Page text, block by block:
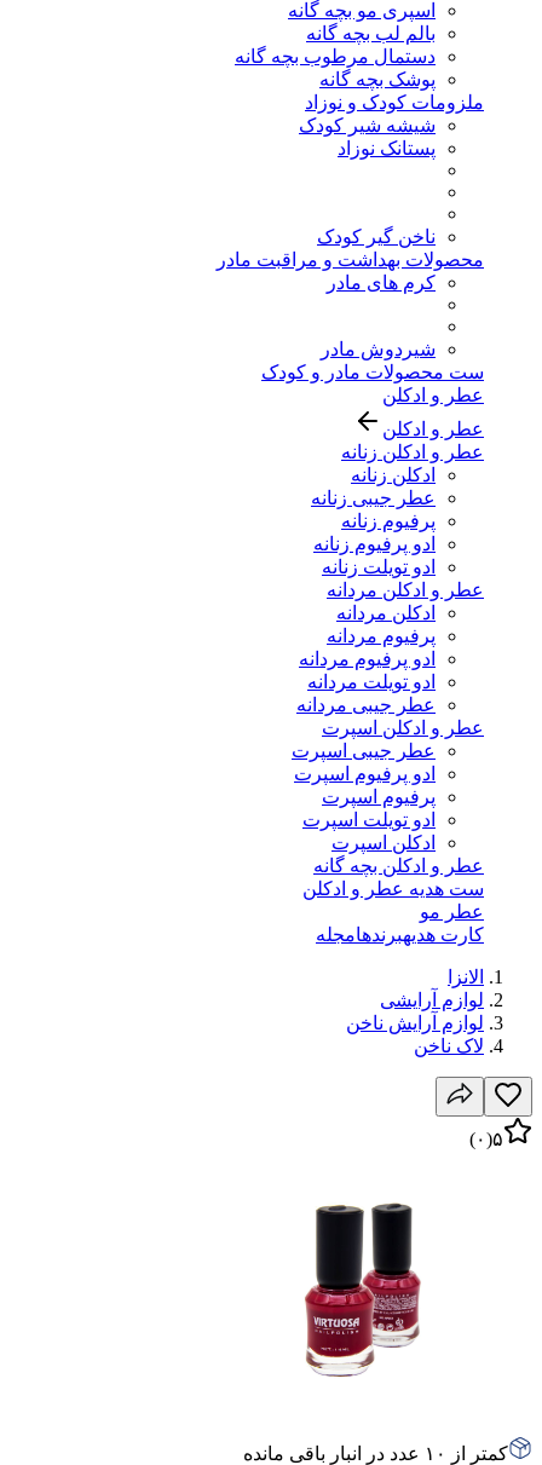
اسپری مو بچه گانه
بالم لب بچه گانه
دستمال مرطوب بچه گانه
پوشک بچه گانه
ملزومات کودک و نوزاد
شیشه شیر کودک
پستانک نوزاد
ناخن گیر کودک
محصولات بهداشت و مراقبت مادر
کرم های مادر
شیردوش مادر
ست محصولات مادر و کودک
عطر و ادکلن
عطر و ادکلن
عطر و ادکلن زنانه
ادکلن زنانه
عطر جیبی زنانه
پرفیوم زنانه
ادو پرفیوم زنانه
ادو تویلت زنانه
عطر و ادکلن مردانه
ادکلن مردانه
پرفیوم مردانه
ادو پرفیوم مردانه
ادو تویلت مردانه
عطر جیبی مردانه
عطر و ادکلن اسپرت
عطر جیبی اسپرت
ادو پرفیوم اسپرت
پرفیوم اسپرت
ادو تویلت اسپرت
ادکلن اسپرت
عطر و ادکلن بچه گانه
ست هدیه عطر و ادکلن
عطر مو
کارت هدیهبرندهامجله
الانزا
لوازم آرایشی
لوازم آرایش ناخن
لاک ناخن
۵(۰)
کمتر از ۱۰ عدد در انبار باقی مانده